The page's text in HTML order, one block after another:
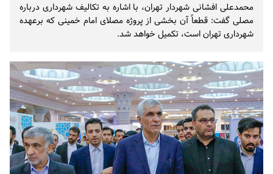
محمدعلی افشانی شهردار تهران، با اشاره به تکالیف شهرداری درباره
مصلی گفت: قطعاً‌ آن بخشی از پروژه مصلای امام خمینی که برعهده
شهرداری تهران است، تکمیل خواهد شد.